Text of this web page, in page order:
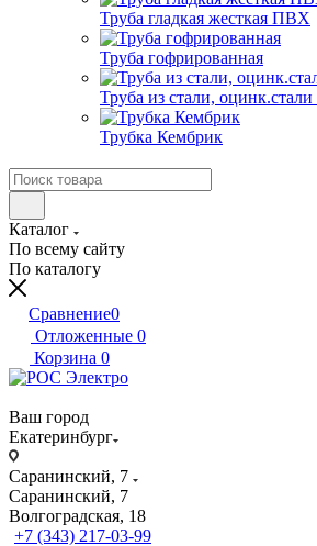
Труба гладкая жесткая ПВХ
Труба гофрированная
Труба из стали,
Трубка Кембрик
Каталог
По всему сайту
По каталогу
Сравнение0
Отложенные 0
Корзина 0
Ваш город
Екатеринбург
Саранинский, 7
Саранинский, 7
Волгоградская, 18
+7 (343) 217-03-99